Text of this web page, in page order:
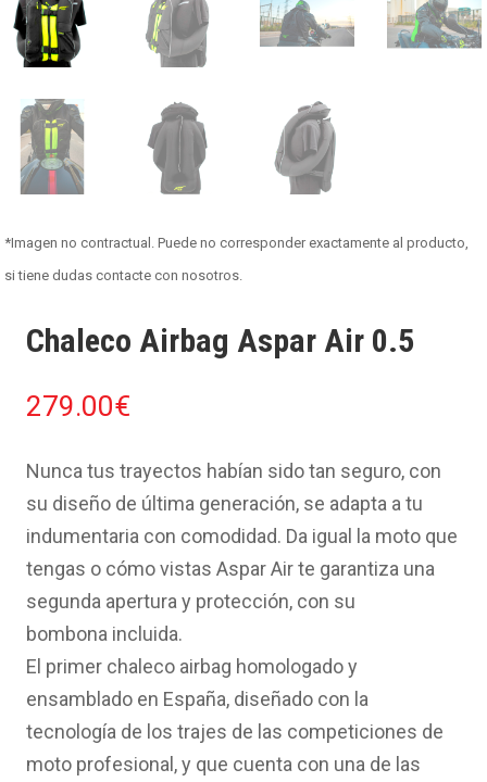
*Imagen no contractual. Puede no corresponder exactamente al producto,
si tiene dudas contacte con nosotros.
Chaleco Airbag Aspar Air 0.5
279.00€
Nunca tus trayectos habían sido tan seguro, con
su diseño de última generación, se adapta a tu
indumentaria con comodidad. Da igual la moto que
tengas o cómo vistas Aspar Air te garantiza una
segunda apertura y protección, con su
bombona incluida.
El primer chaleco airbag homologado y
ensamblado en España, diseñado con la
tecnología de los trajes de las competiciones de
moto profesional, y que cuenta con una de las